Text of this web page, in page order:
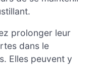
prolonger leur
dans le
Elles peuvent y